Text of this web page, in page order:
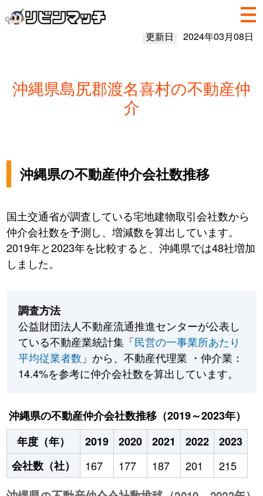
更新日 2024年03月08日
沖縄県島尻郡渡名喜村の不動産仲
介
沖縄県の不動産仲介会社数推移
国土交通省が調査している宅地建物取引会社数から
仲介会社数を予測し、増減数を算出しています。
2019年と2023年を比較すると、沖縄県では48社増加
しました。
調査方法
公益財団法人不動産流通推進センターが公表し
ている不動産業統計集「民営の一事業所あたり
平均従業者数 」から、不動産代理業 ・仲介業：
14.4%を参考に仲介会社数を算出しています。
沖縄県の不動産仲介会社数推移（2019～2023年）
年度（年）
2019 2020 2021 2022
2023
会社数（社）
167 177 187 201 215